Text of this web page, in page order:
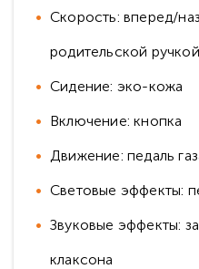
Скорость: вперед/
родительской ручкой
Сидение: эко-кожа
Включение: кнопка
Движение: педаль
Световые эффекты:
Звуковые эффекты:
клаксона